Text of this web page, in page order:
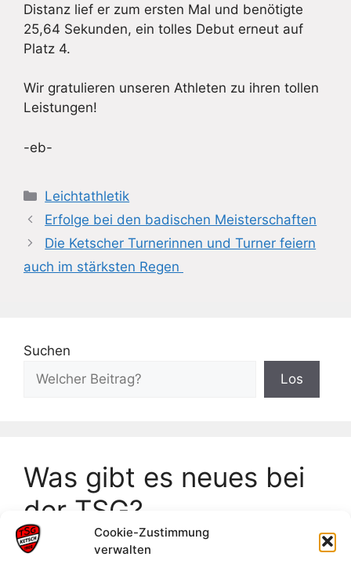
Cookie-Zustimmung
verwalten
Distanz lief er zum ersten Mal und benötigte
25,64 Sekunden, ein tolles Debut erneut auf
Platz 4.
Wir gratulieren unseren Athleten zu ihren tollen
Leistungen!
-eb-
Kategorien
Leichtathletik
Erfolge bei den badischen Meisterschaften
Die Ketscher Turnerinnen und Turner feiern
auch im stärksten Regen
Suchen
Los
Was gibt es neues bei
der TSG?
Frankeneinzelmeisterschaften Neckarsulm